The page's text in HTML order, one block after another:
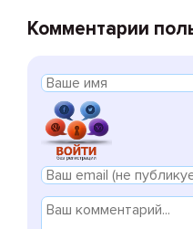
Комментарии